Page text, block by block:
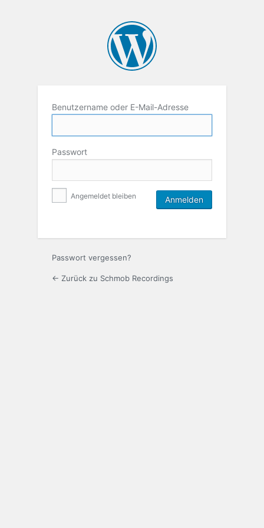
Benutzername oder E-Mail-Adresse
Passwort
Angemeldet bleiben
Passwort vergessen?
← Zurück zu Schmob Recordings